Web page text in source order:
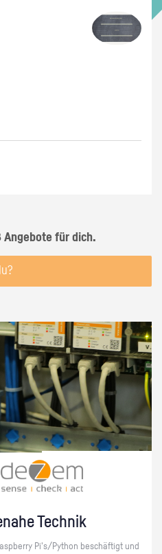
für dich.
Tech­nik
Pi's/Py­thon be­schäf­tigt und